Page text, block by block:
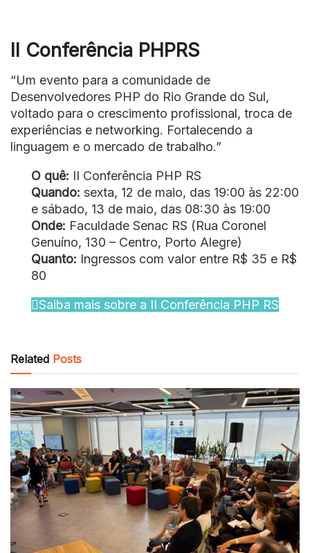
II Conferência PHPRS
“Um evento para a comunidade de
Desenvolvedores PHP do Rio Grande do Sul,
voltado para o crescimento profissional, troca de
experiências e networking. Fortalecendo a
linguagem e o mercado de trabalho.”
O quê: II Conferência PHP RS
Quando: sexta, 12 de maio, das 19:00 às 22:00
e sábado, 13 de maio, das 08:30 às 19:00
Onde: Faculdade Senac RS (Rua Coronel
Genuíno, 130 – Centro, Porto Alegre)
Quanto: Ingressos com valor entre R$ 35 e R$
80
Saiba mais sobre a II Conferência PHP RS
Related Posts